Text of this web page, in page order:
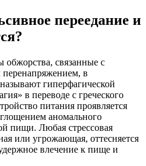
переедание и
связанные с
в
гиперфагической
в переводе с греческого
питания проявляется
аномального
пищи. Любая стрессовая
или угрожающая, оттесняется
влечение к пище и